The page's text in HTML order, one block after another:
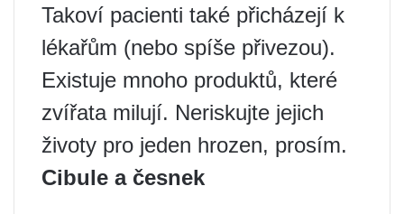
Takoví pacienti také přicházejí k
lékařům (nebo spíše přivezou).
Existuje mnoho produktů, které
zvířata milují. Neriskujte jejich
životy pro jeden hrozen, prosím.
Cibule a česnek